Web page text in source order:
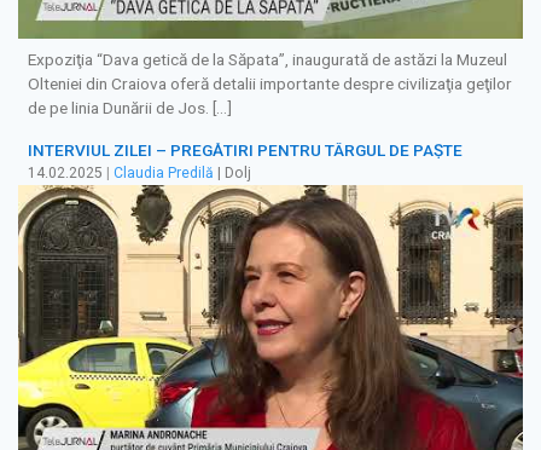
Expoziţia “Dava getică de la Săpata”, inaugurată de astăzi la Muzeul
Olteniei din Craiova oferă detalii importante despre civilizaţia geţilor
de pe linia Dunării de Jos. […]
INTERVIUL ZILEI – PREGĂTIRI PENTRU TÂRGUL DE PAȘTE
14.02.2025 | Claudia Predilă | Dolj